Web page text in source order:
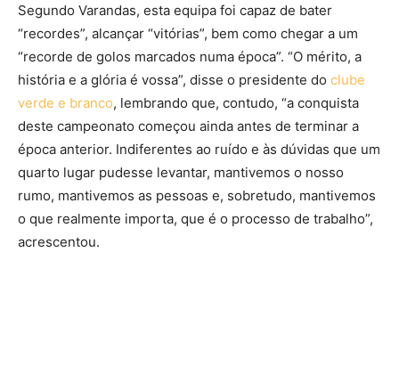
Segundo Varandas, esta equipa foi capaz de bater
“recordes”, alcançar “vitórias”, bem como chegar a um
“recorde de golos marcados numa época”. “O mérito, a
história e a glória é vossa”, disse o presidente do clube
verde e branco, lembrando que, contudo, “a conquista
deste campeonato começou ainda antes de terminar a
época anterior. Indiferentes ao ruído e às dúvidas que um
quarto lugar pudesse levantar, mantivemos o nosso
rumo, mantivemos as pessoas e, sobretudo, mantivemos
o que realmente importa, que é o processo de trabalho”,
acrescentou.